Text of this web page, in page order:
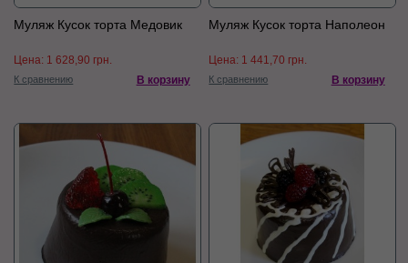
Муляж Кусок торта Медовик
Цена: 1 628,90 грн.
К сравнению В корзину
Муляж Кусок торта Наполеон
Цена: 1 441,70 грн.
К сравнению В корзину